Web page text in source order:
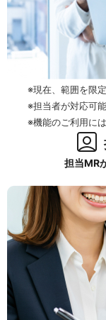
※現在、範囲を限
※担当者が対応可
※機能のご利用に
担当MR